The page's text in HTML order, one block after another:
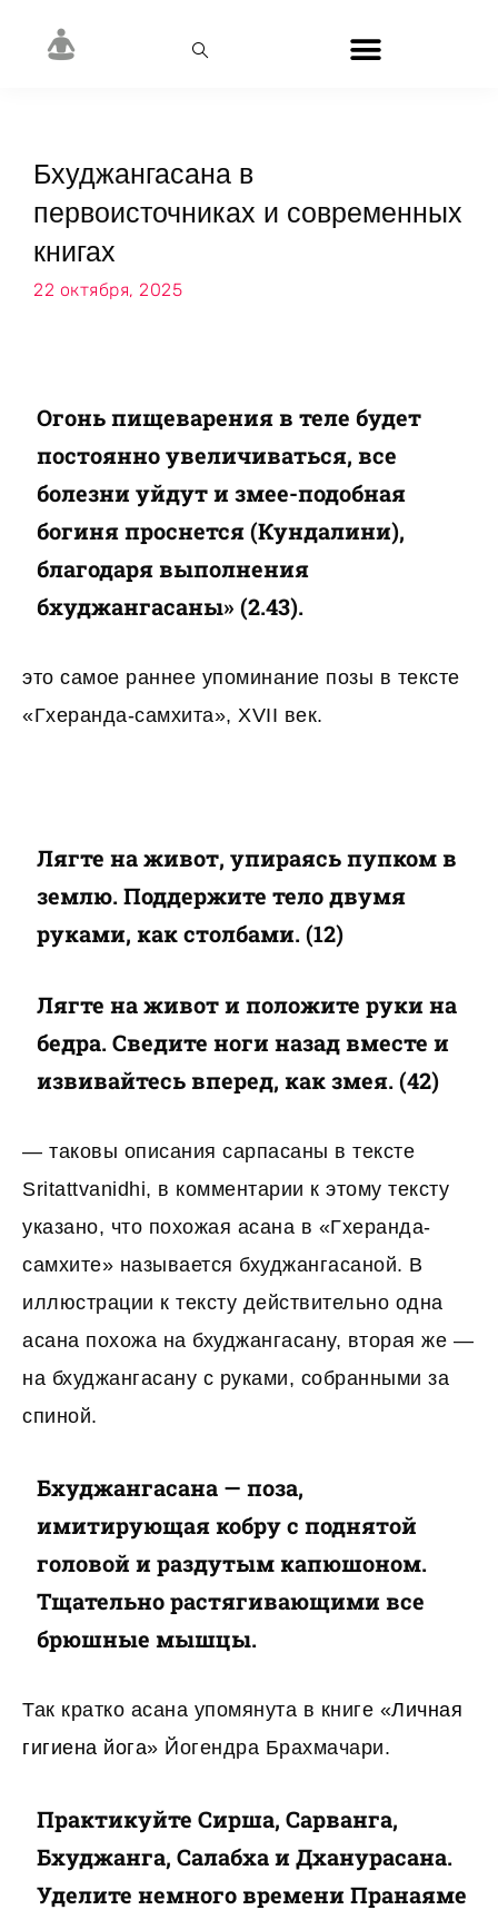
Бхуджангасана в
первоисточниках и современных
книгах
22 октября, 2025
Огонь пищеварения в теле будет
постоянно увеличиваться, все
болезни уйдут и змее-подобная
богиня проснется (Кундалини),
благодаря выполнения
бхуджангасаны» (2.43).
это самое раннее упоминание позы в тексте
«Гхеранда-самхита», XVII век.
Лягте на живот, упираясь пупком в
землю. Поддержите тело двумя
руками, как столбами. (12)
Лягте на живот и положите руки на
бедра. Сведите ноги назад вместе и
извивайтесь вперед, как змея. (42)
— таковы описания сарпасаны в тексте
Sritattvanidhi, в комментарии к этому тексту
указано, что похожая асана в «Гхеранда-
самхите» называется бхуджангасаной. В
иллюстрации к тексту действительно одна
асана похожа на бхуджангасану, вторая же —
на бхуджангасану с руками, собранными за
спиной.
Бхуджангасана — поза,
имитирующая кобру с поднятой
головой и раздутым капюшоном.
Тщательно растягивающими все
брюшные мышцы.
Так кратко асана упомянута в книге «Личная
гигиена йога» Йогендра Брахмачари.
Практикуйте Сирша, Сарванга,
Бхуджанга, Салабха и Дханурасана.
Уделите немного времени Пранаяме